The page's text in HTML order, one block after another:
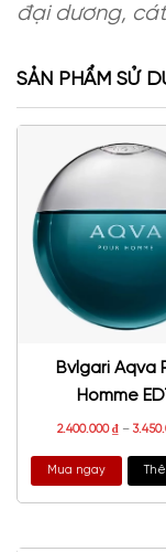
đại dương,
SẢN PHẨM SỬ
Bvlgari Aqva
Homme
2.400.000₫ –
Mua ngay